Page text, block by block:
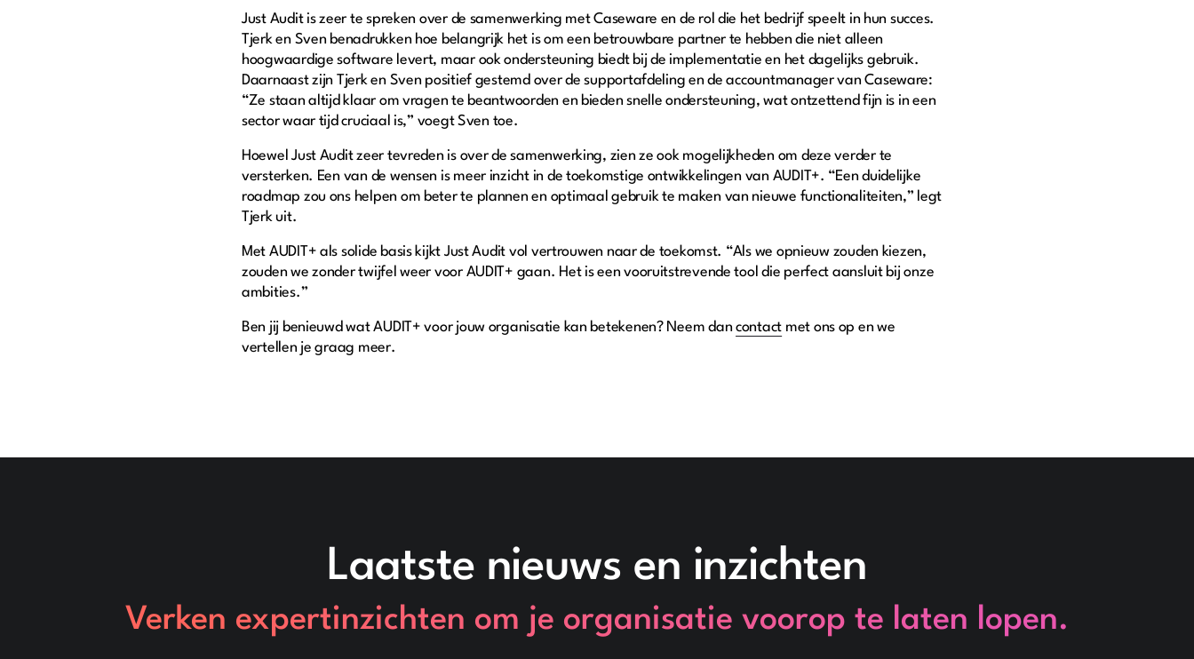
Just Audit is zeer te spreken over de samenwerking met Caseware en de rol die het bedrijf speelt in hun succes.
Tjerk en Sven benadrukken hoe belangrijk het is om een betrouwbare partner te hebben die niet alleen
hoogwaardige software levert, maar ook ondersteuning biedt bij de implementatie en het dagelijks gebruik.
Daarnaast zijn Tjerk en Sven positief gestemd over de supportafdeling en de accountmanager van Caseware:
“Ze staan altijd klaar om vragen te beantwoorden en bieden snelle ondersteuning, wat ontzettend fijn is in een
sector waar tijd cruciaal is,” voegt Sven toe.
Hoewel Just Audit zeer tevreden is over de samenwerking, zien ze ook mogelijkheden om deze verder te
versterken. Een van de wensen is meer inzicht in de toekomstige ontwikkelingen van AUDIT+. “Een duidelijke
roadmap zou ons helpen om beter te plannen en optimaal gebruik te maken van nieuwe functionaliteiten,” legt
Tjerk uit.
Met AUDIT+ als solide basis kijkt Just Audit vol vertrouwen naar de toekomst. “Als we opnieuw zouden kiezen,
zouden we zonder twijfel weer voor AUDIT+ gaan. Het is een vooruitstrevende tool die perfect aansluit bij onze
ambities.”
Ben jij benieuwd wat AUDIT+ voor jouw organisatie kan betekenen? Neem dancontact met ons op en we
vertellen je graag meer.
Laatste nieuws en inzichten
Verken expertinzichten om je organisatie voorop te laten lopen.